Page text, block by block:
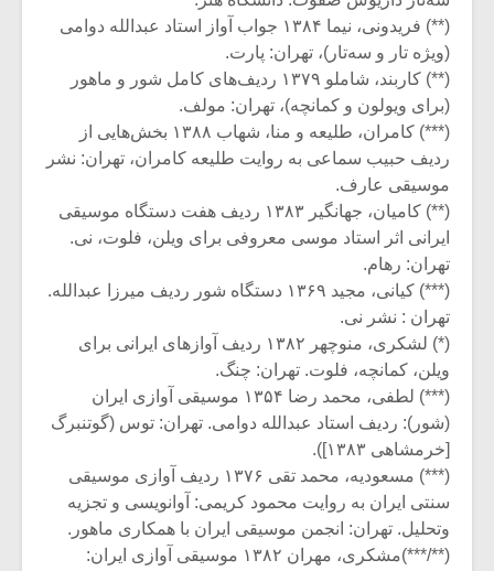
(**) فریدونی، نیما ۱۳۸۴ جواب آواز استاد عبدالله دوامی
(ویژه‌ تار و سه‌تار)، تهران: پارت.
(**) کاربند، شاملو ۱۳۷۹ ردیف‌های کامل شور و ماهور
(برای ویولون و کمانچه)، تهران: مولف.
(***) کامران، طلیعه و منا، شهاب ۱۳۸۸ بخش‌هایی از
ردیف حبیب سماعی به روایت طلیعه کامران، تهران: نشر
موسیقی عارف.
(**) کامیان، جهانگیر ۱۳۸۳ ردیف هفت دستگاه موسیقی
ایرانی اثر استاد موسی معروفی برای ویلن، فلوت، نی.
تهران: رهام.
(***) کیانی، مجید ۱۳۶۹ دستگاه شور ردیف میرزا عبدالله.
تهران : نشر نی.
(*) لشکری، منوچهر ۱۳۸۲ ردیف آوازهای ایرانی برای
ویلن، کمانچه، فلوت. تهران: چنگ.
(***) لطفی، محمد رضا ۱۳۵۴ موسیقی آوازی ایران
(شور): ردیف استاد عبدالله دوامی. تهران: توس (گوتنبرگ
[خرمشاهی ۱۳۸۳]).
(***) مسعودیه‌، محمد تقی ۱۳۷۶ ردیف آوازی موسیقی
سنتی ایران به روایت محمود کریمی: آوانویسی و تجزیه
وتحلیل. تهران: انجمن موسیقی ایران با همکاری ماهور.
(**/***)مشکری، مهران ۱۳۸۲ موسیقی آوازی ایران: